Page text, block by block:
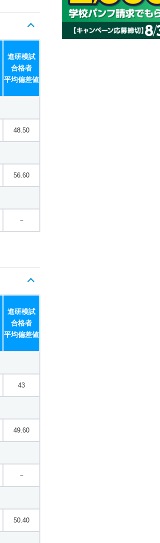
進研模試
合格者
平均偏差値
48.50
56.60
－
進研模試
合格者
平均偏差値
43
49.60
－
50.40